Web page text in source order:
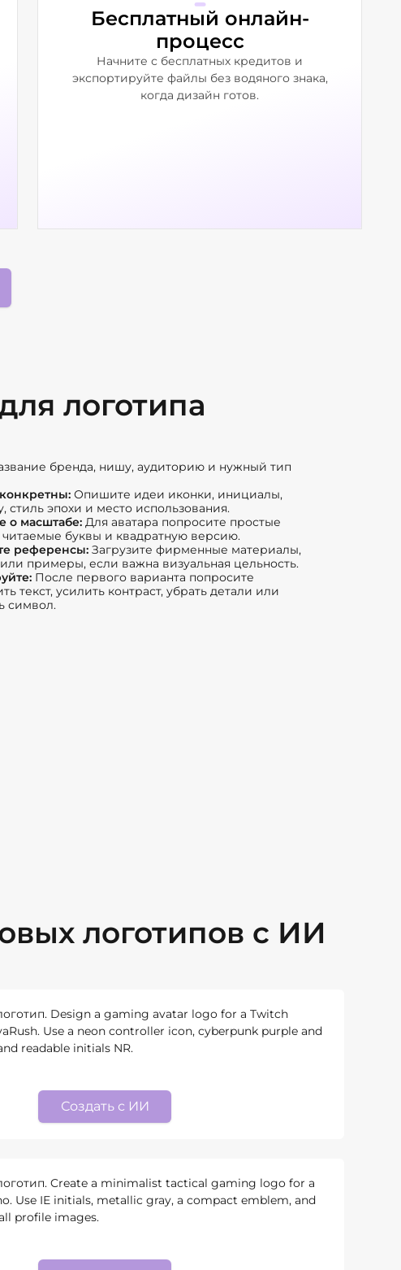
Бесплатный онлайн-
процесс
Начните с бесплатных кредитов и
экспортируйте файлы без водяного знака,
когда дизайн готов.
логотипа
бренда, нишу, аудиторию и нужный тип
Опишите идеи иконки, инициалы,
стиль эпохи и место использования.
о масштабе: Для аватара попросите простые
буквы и квадратную версию.
референсы: Загрузите фирменные материалы,
примеры, если важна визуальная цельность.
После первого варианта попросите
текст, усилить контраст, убрать детали или
символ.
логотипов с ИИ
Design a gaming avatar logo for a Twitch
Use a neon controller icon, cyberpunk purple and
readable initials NR.
Создать с ИИ
Create a minimalist tactical gaming logo for a
Use IE initials, metallic gray, a compact emblem, and
profile images.